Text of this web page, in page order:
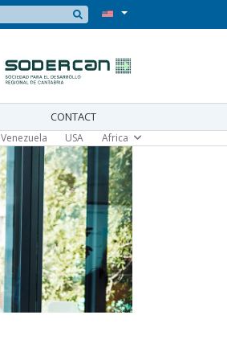
CONTACT
Venezuela USA Africa